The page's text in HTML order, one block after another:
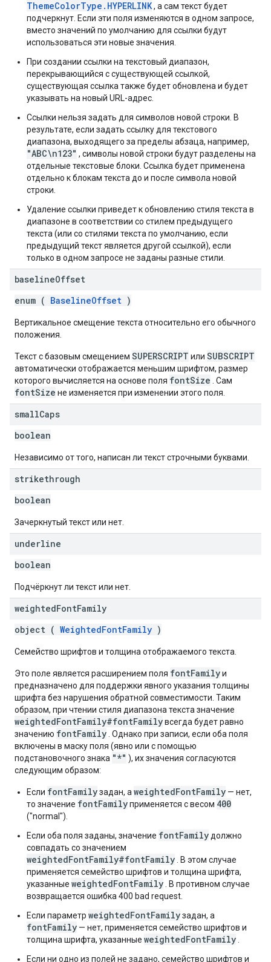
ThemeColorType.HYPERLINK, а сам текст будет
подчеркнут. Если эти поля изменяются в одном запросе,
вместо значений по умолчанию для ссылки будут
использоваться эти новые значения.
При создании ссылки на текстовый диапазон,
перекрывающийся с существующей ссылкой,
существующая ссылка также будет обновлена ​​и будет
указывать на новый URL-адрес.
Ссылки нельзя задать для символов новой строки. В
результате, если задать ссылку для текстового
диапазона, выходящего за пределы абзаца, например,
"ABC\n123" , символы новой строки будут разделены на
отдельные текстовые блоки. Ссылка будет применена
отдельно к блокам текста до и после символа новой
строки.
Удаление ссылки приведет к обновлению стиля текста в
диапазоне в соответствии со стилем предыдущего
текста (или со стилями текста по умолчанию, если
предыдущий текст является другой ссылкой), если
только в одном запросе не заданы разные стили.
baselineOffset
enum ( BaselineOffset )
Вертикальное смещение текста относительно его обычного
положения.
Текст с базовым смещением SUPERSCRIPT или SUBSCRIPT
автоматически отображается меньшим шрифтом, размер
которого вычисляется на основе поля fontSize . Сам
fontSize не изменяется при изменении этого поля.
smallCaps
boolean
Независимо от того, написан ли текст строчными буквами.
strikethrough
boolean
Зачеркнутый текст или нет.
underline
boolean
Подчёркнут ли текст или нет.
weightedFontFamily
object ( WeightedFontFamily )
Семейство шрифтов и толщина отображаемого текста.
Это поле является расширением поля fontFamilyи
предназначено для поддержки явного указания толщины
шрифта без нарушения обратной совместимости. Таким
образом, при чтении стиля диапазона текста значение
weightedFontFamily#fontFamilyвсегда будет равно
значению fontFamily . Однако при записи, если оба поля
включены в маску поля (явно или с помощью
подстановочного знака "*" ), их значения согласуются
следующим образом:
Если fontFamilyзадан, а weightedFontFamily — нет,
то значение fontFamilyприменяется с весом 400
("normal").
Если оба поля заданы, значение fontFamily должно
совпадать со значением
weightedFontFamily#fontFamily . В этом случае
применяется семейство шрифтов и толщина шрифта,
указанные weightedFontFamily . В противном случае
возвращается ошибка 400 bad request.
Если параметр weightedFontFamilyзадан, а
fontFamily — нет, применяется семейство шрифтов и
толщина шрифта, указанные weightedFontFamily
Если ни одно из полей не задано, семейство шрифтов и